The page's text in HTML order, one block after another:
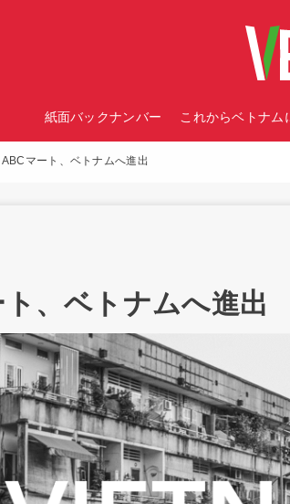
紙面バックナンバー これからベトナム
ABCマート、ベトナムへ進出
、ベトナムへ進出